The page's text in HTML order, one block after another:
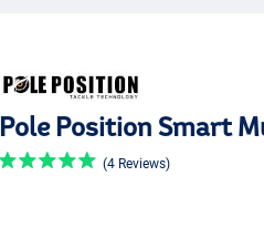
Pole Position Smart
(4 Reviews)